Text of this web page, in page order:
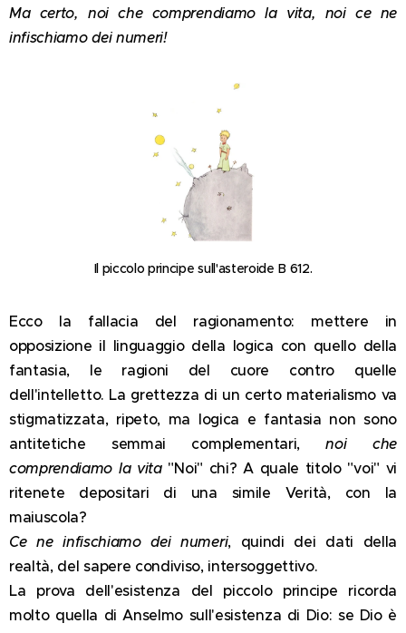
Ma certo, noi che comprendiamo la vita, noi ce ne
infischiamo dei numeri!
Il piccolo principe sull'asteroide B 612.
Ecco la fallacia del ragionamento: mettere in
opposizione il linguaggio della logica con quello della
fantasia, le ragioni del cuore contro quelle
dell'intelletto. La grettezza di un certo materialismo va
stigmatizzata, ripeto, ma logica e fantasia non sono
antitetiche semmai complementari,noi che
comprendiamo la vita "Noi" chi? A quale titolo "voi" vi
ritenete depositari di una simile Verità, con la
maiuscola?
Ce ne infischiamo dei numeri, quindi dei dati della
realtà, del sapere condiviso, intersoggettivo.
La prova dell'esistenza del piccolo principe ricorda
molto quella di Anselmo sull'esistenza di Dio: se Dio è